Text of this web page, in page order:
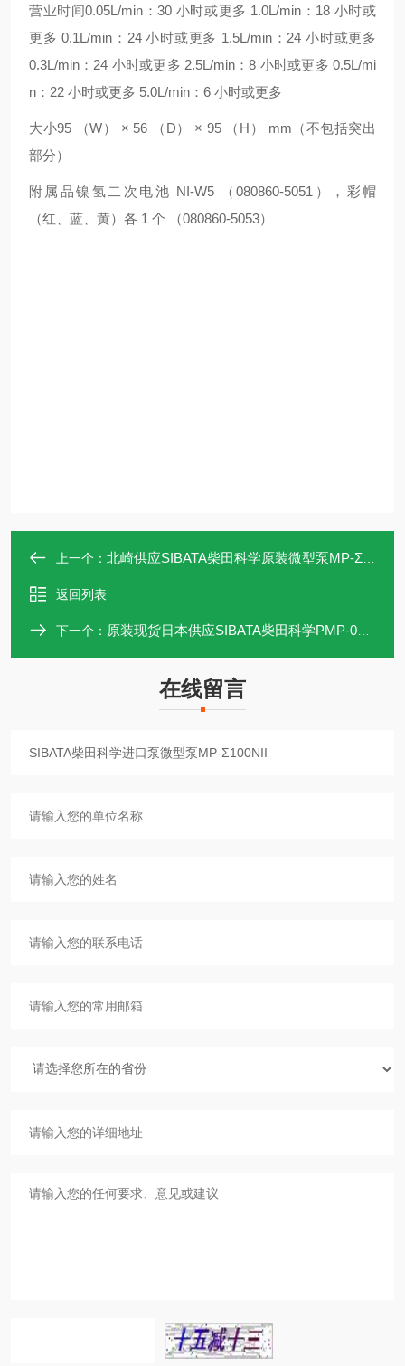
营业时间0.05L/min：30 小时或更多 1.0L/min：18 小时或
更多 0.1L/min：24 小时或更多 1.5L/min：24 小时或更多
0.3L/min：24 小时或更多 2.5L/min：8 小时或更多 0.5L/mi
n：22 小时或更多 5.0L/min：6 小时或更多
大小95 （W） × 56 （D） × 95 （H） mm（不包括突出
部分）
附属品镍氢二次电池 NI-W5 （080860-5051），彩帽
（红、蓝、黄）各 1 个 （080860-5053）
上一个： 北崎供应SIBATA柴田科学原装微型泵MP-Σ500NII
返回列表
下一个： 原装现货日本供应SIBATA柴田科学PMP-001个人迷你泵
在线留言